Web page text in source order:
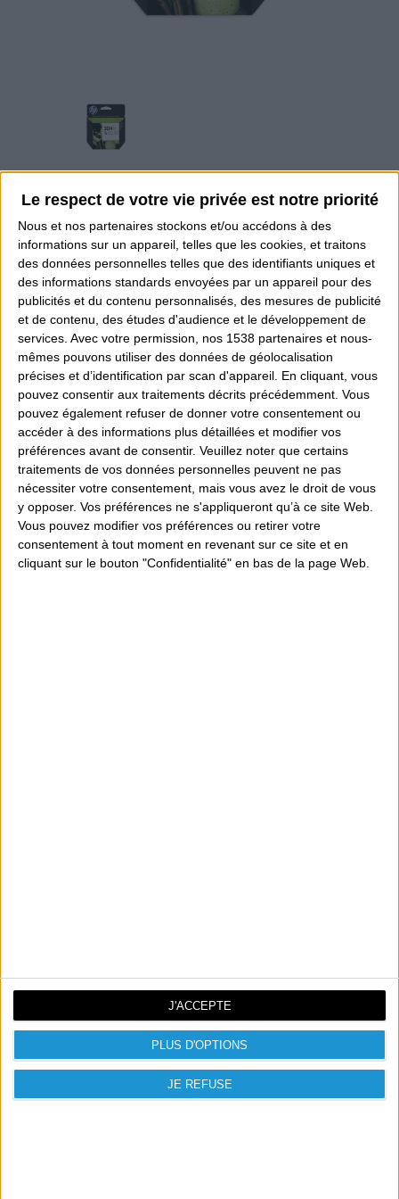
Le respect de votre vie privée est notre priorité
Nous et nos partenaires stockons et/ou accédons à des
informations sur un appareil, telles que les cookies, et traitons
des données personnelles telles que des identifiants uniques et
des informations standards envoyées par un appareil pour des
publicités et du contenu personnalisés, des mesures de publicité
et de contenu, des études d'audience et le développement de
services. Avec votre permission, nos 1538 partenaires et nous-
mêmes pouvons utiliser des données de géolocalisation
précises et d’identification par scan d'appareil. En cliquant, vous
pouvez consentir aux traitements décrits précédemment. Vous
pouvez également refuser de donner votre consentement ou
accéder à des informations plus détaillées et modifier vos
préférences avant de consentir. Veuillez noter que certains
traitements de vos données personnelles peuvent ne pas
nécessiter votre consentement, mais vous avez le droit de vous
y opposer. Vos préférences ne s'appliqueront qu’à ce site Web.
Vous pouvez modifier vos préférences ou retirer votre
consentement à tout moment en revenant sur ce site et en
cliquant sur le bouton "Confidentialité" en bas de la page Web.
PLUS D'OPTIONS
JE REFUSE
J'ACCEPTE
304 XL ENCRE HP
43,00 €
TTC
Quantité
Ajouter au devis
Partager
Conseils personnalisés
Magasin sur 300m² d'espace de vente
Références spécifiques